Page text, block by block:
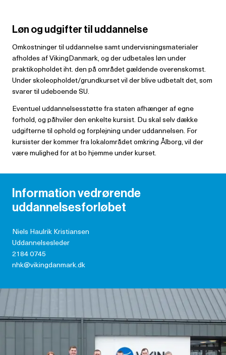
Løn og udgifter til uddannelse
Omkostninger til uddannelse samt undervisningsmaterialer
afholdes af VikingDanmark, og der udbetales løn under
praktikopholdet iht. den på området gældende overenskomst.
Under skoleopholdet/grundkurset vil der blive udbetalt det, som
svarer til udeboende SU.
Eventuel uddannelsesstøtte fra staten afhænger af egne
forhold, og påhviler den enkelte kursist. Du skal selv dække
udgifterne til ophold og forplejning under uddannelsen. For
kursister der kommer fra lokalområdet omkring Ålborg, vil der
være mulighed for at bo hjemme under kurset.
Information vedrørende
uddannelsesforløbet
Niels Haulrik Kristiansen
Uddannelsesleder
2184 0745
nhk@vikingdanmark.dk